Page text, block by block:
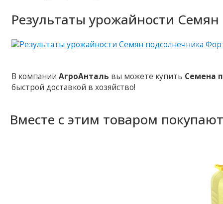
Результаты урожайности
В компанииАгроАнталь вы можете купить Семена
быстрой доставкой в хозяйство!
Вместе с этим товаром покупают